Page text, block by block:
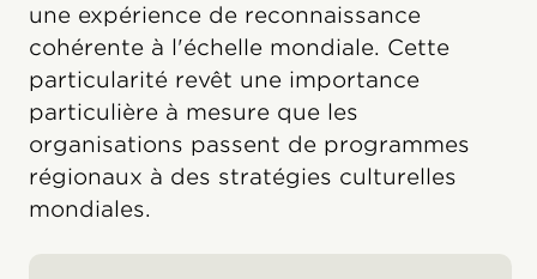
une expérience de reconnaissance
cohérente à l'échelle mondiale. Cette
particularité revêt une importance
particulière à mesure que les
organisations passent de programmes
régionaux à des stratégies culturelles
mondiales.